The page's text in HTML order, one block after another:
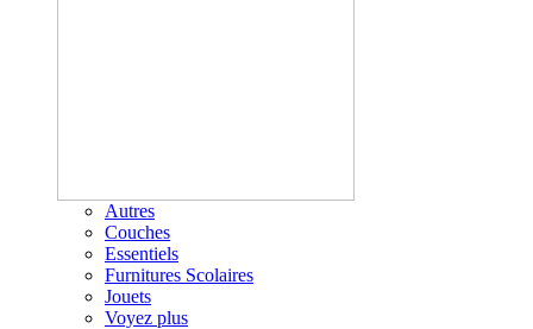
Autres
Couches
Essentiels
Furnitures Scolaires
Jouets
Voyez plus